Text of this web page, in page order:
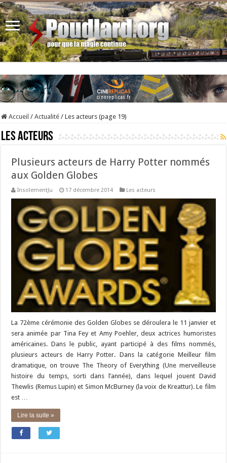
Accueil / Actualité / Les acteurs (page 19)
Les acteurs
Plusieurs acteurs de Harry Potter nommés
aux Golden Globes
InsolementJu 17 décembre 2014 Les acteurs
La 72ème cérémonie des Golden Globes se déroulera le 11 janvier et
sera animée par Tina Fey et Amy Poehler, deux actrices humoristes
américaines. Dans le public, ayant participé à des films nommés,
plusieurs acteurs de Harry Potter. Dans la catégorie Meilleur film
dramatique, on trouve The Theory of Everything (Une merveilleuse
histoire du temps, sorti dans l’année), dans lequel jouent David
Thewlis (Remus Lupin) et Simon McBurney (la voix de Kreattur). Le film
est …
Lire la suite »